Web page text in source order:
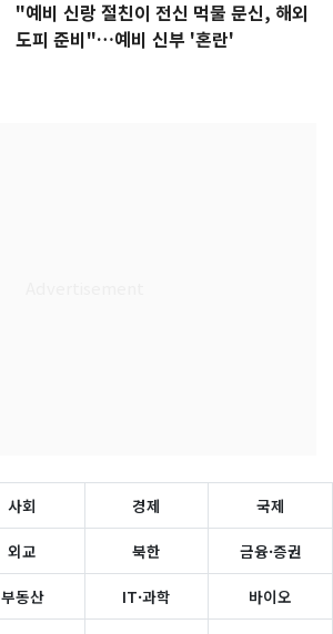
"예비 신랑 절친이 전신 먹물 문신, 해외
도피 준비"…예비 신부 '혼란'
사회 경제 국제
외교 북한 금융·증권
부동산 IT·과학 바이오